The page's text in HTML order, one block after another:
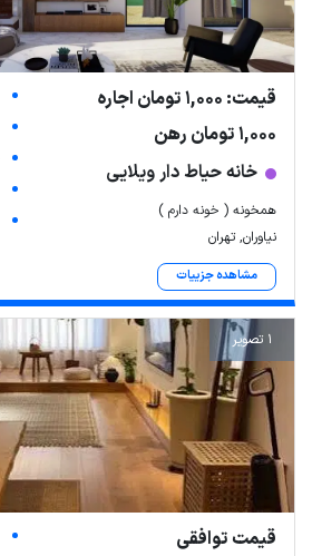
قیمت: 1,000 تومان اجاره
1,000 تومان رهن
خانه حیاط دار ویلایی
همخونه ( خونه دارم )
نیاوران, تهران
مشاهده جزییات
1 تصویر
قیمت توافقی